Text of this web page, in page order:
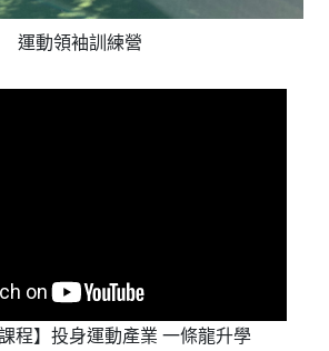
運動領袖訓練營
程】投身運動產業 一條龍升學